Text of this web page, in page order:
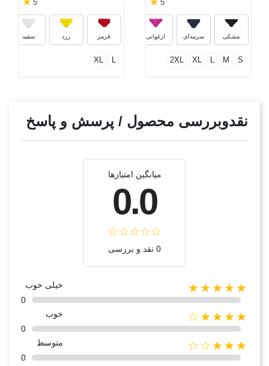
5
مشکی سرمه‌ای ارغوانی
پرتقالی مرجانی بنفش ملانژ
S
M
L
XL
2XL
5
قرمز زرد سفید
L
XL
نقدوبررسی محصول / پرسش و پاسخ
میانگین امتیازها
0.0
0 نقد و بررسی
★★★★★
خیلی خوب
0
★★★★☆
خوب
0
★★★☆☆
متوسط
0